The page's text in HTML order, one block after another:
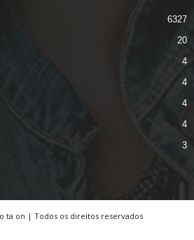
6327
20
4
4
4
4
3
ta on | Todos os direitos reservados